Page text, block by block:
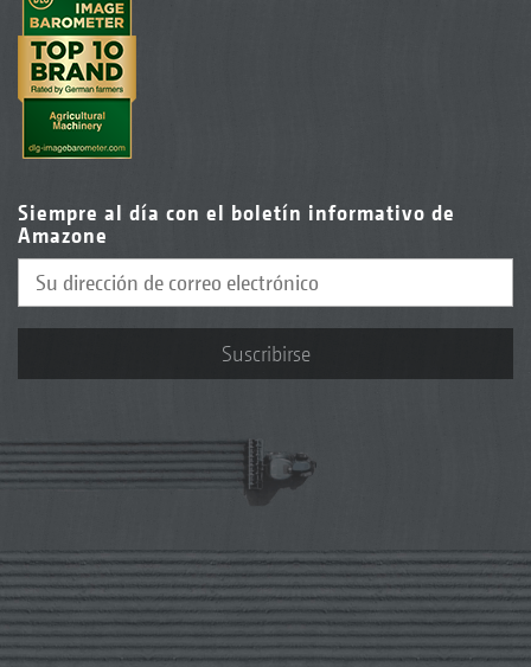
Siempre al día con el boletín informativo de
Amazone
Suscribirse